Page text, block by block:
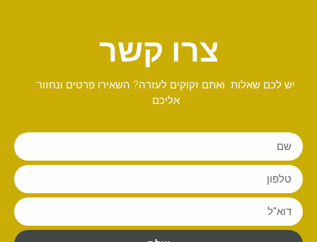
צרו קשר
יש לכם שאלות ואתם זקוקים לעזרה? השאירו פרטים ונחזור
אליכם